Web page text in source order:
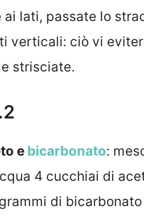
ai lati, passate lo
verticali: ciò vi
strisciate.
e bicarbonato:
4 cucchiai di
di